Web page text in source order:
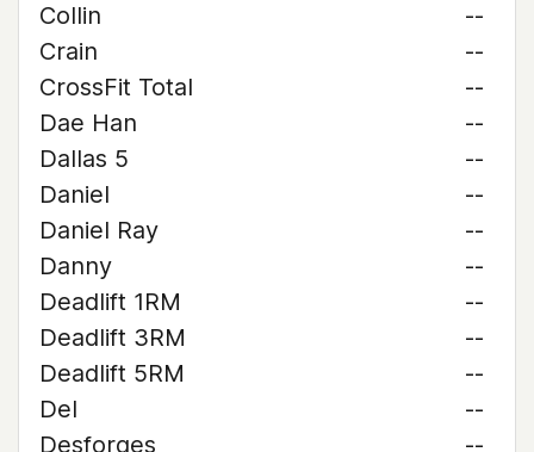
Collin
--
Crain
--
CrossFit Total
--
Dae Han
--
Dallas 5
--
Daniel
--
Daniel Ray
--
Danny
--
Deadlift 1RM
--
Deadlift 3RM
--
Deadlift 5RM
--
Del
--
Desforges
--